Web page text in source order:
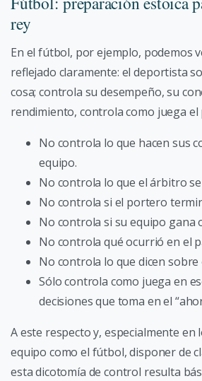
rey
En el fútbol, por ejemplo, podemos
reflejado claramente: el deportista
cosa; controla su desempeño, su
rendimiento, controla como juega el
No controla lo que hacen sus
equipo.
No controla lo que el árbitro
No controla si el portero
No controla si su equipo gana
No controla qué ocurrió en el
No controla lo que dicen sobre
Sólo controla como juega en
decisiones que toma en el
A este respecto y, especialmente en
equipo como el fútbol, disponer de
esta dicotomía de control resulta